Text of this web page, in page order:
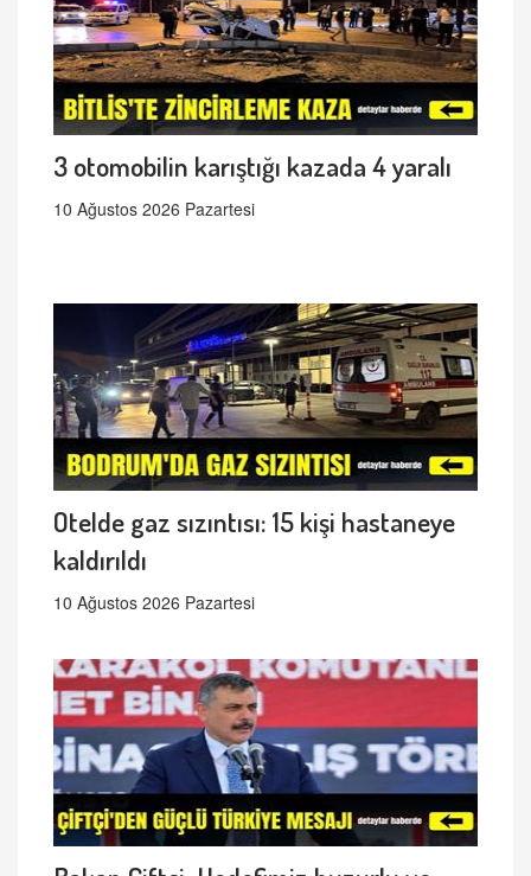
3 otomobilin karıştığı kazada 4 yaralı
10 Ağustos 2026 Pazartesi
Otelde gaz sızıntısı: 15 kişi hastaneye
kaldırıldı
10 Ağustos 2026 Pazartesi